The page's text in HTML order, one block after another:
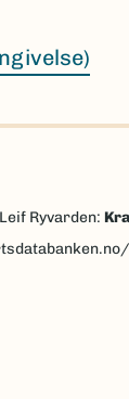
Ryvarden: